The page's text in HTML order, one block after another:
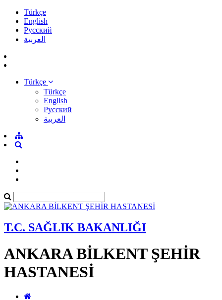
Türkçe
English
Pусский
العربية
Türkçe
Türkçe
English
Pусский
العربية
T.C. SAĞLIK BAKANLIĞI
ANKARA BİLKENT ŞEHİR
HASTANESİ